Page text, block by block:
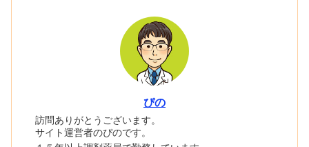
ぴの
訪問ありがとうございます。
サイト運営者のぴのです。